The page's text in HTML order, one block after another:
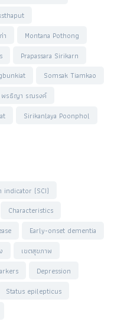
า
Montana Pothong
Prapassara Sirikarn
Somsak Tiamkao
พรธิญา รณรงค์
Sirikanlaya Poonphol
indicator (SCI)
Characteristics
Early-onset dementia
เขตสุขภาพ
Depression
Status epilepticus